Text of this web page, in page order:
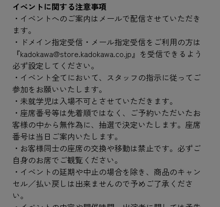
イベントに関する注意事項
・イベントへのご案内はメールで配信させていただき
ます。
・ドメイン指定受信・メール指定受信をご利用の方は
『kadokawa@store.kadokawa.co.jp』を受信できるよう
必ず設定してください。
・イベント全てにおいて、スタッフの指示に従ってご
参加をお願いいたします。
・未就学児は入場不可とさせていただきます。
・座席番号等は先着順ではなく、ご予約いただいたお
客様の中から無作為に、抽選で決定いたします。座席
番号は当日ご案内いたします。
・お客様同士の座席の交換や移動は禁止です。必ずご
自身のお席でご観覧ください。
・イベントの延期や中止の場合を除き、商品のキャン
セル／払い戻しは出来ませんので予めご了承くださ
い。